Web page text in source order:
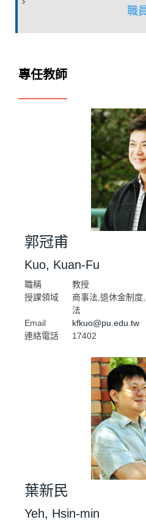
職
專任教師
郭冠甫
Kuo, Kuan-Fu
職稱
教授
授課領域
商事法,退休金制度
法
Email
kfkuo@pu.edu.tw
連絡電話
17402
葉新民
Yeh, Hsin-min